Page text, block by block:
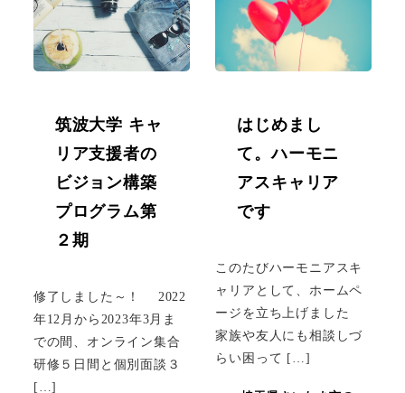
筑波大学 キャ
リア支援者の
ビジョン構築
プログラム第
２期
修了しました～！ 2022
年12月から2023年3月ま
での間、オンライン集合
研修５日間と個別面談３
[…]
はじめまし
て。ハーモニ
アスキャリア
です
このたびハーモニアスキ
ャリアとして、ホームペ
ージを立ち上げました
家族や友人にも相談しづ
らい困って […]